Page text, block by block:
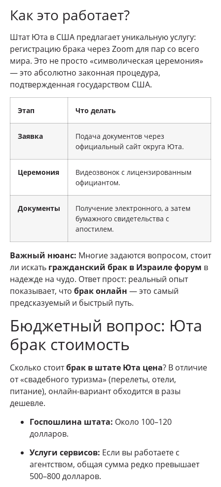
Как это работает?
Штат Юта в США предлагает уникальную услугу:
регистрацию брака через Zoom для пар со всего
мира. Это не просто «символическая церемония»
— это абсолютно законная процедура,
подтвержденная государством США.
Этап Что делать
Заявка
Подача документов через
официальный сайт округа Юта.
Церемония
Видеозвонок с лицензированным
официантом.
Документы
Получение электронного, а затем
бумажного свидетельства с
апостилем.
Важный нюанс: Многие задаются вопросом, стоит
ли искать гражданский брак в Израиле форум в
надежде на чудо. Ответ прост: реальный опыт
показывает, что брак онлайн — это самый
предсказуемый и быстрый путь.
Бюджетный вопрос: Юта
брак стоимость
Сколько стоитбрак в штате Юта цена? В отличие
от «свадебного туризма» (перелеты, отели,
питание), онлайн-вариант обходится в разы
дешевле.
Госпошлина штата: Около 100–120
долларов.
Услуги сервисов: Если вы работаете с
агентством, общая сумма редко превышает
500–800 долларов.